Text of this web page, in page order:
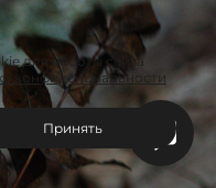
для работы сайта
конфиденциальности
Принять